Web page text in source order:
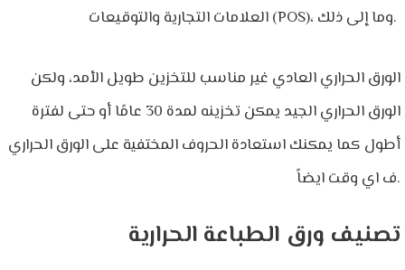
العلامات التجارية والتوقيعات (POS)، وما إلى ذلك.
الورق الحراري العادي غير مناسب للتخزين طويل الأمد، ولكن
الورق الحراري الجيد يمكن تخزينه لمدة 30 عامًا أو حتى لفترة
أطول كما يمكنك استعادة الحروف المختفية على الورق الحراري
ف اي وقت ايضاً.
تصنيف ورق الطباعة الحرارية